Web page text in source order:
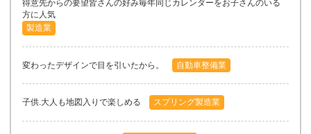
得意先からの要望皆さんの好み毎年同じカレンダーをお子さんのいる
方に人気
製造業
変わったデザインで目を引いたから。 自動車整備業
子供.大人も地図入りで楽しめる スプリング製造業